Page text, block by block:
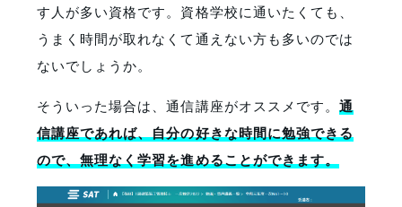
す人が多い資格です。資格学校に通いたくても、
うまく時間が取れなくて通えない方も多いのでは
ないでしょうか。
そういった場合は、通信講座がオススメです。 通
信講座であれば、自分の好きな時間に勉強できる
ので、無理なく学習を進めることができます。